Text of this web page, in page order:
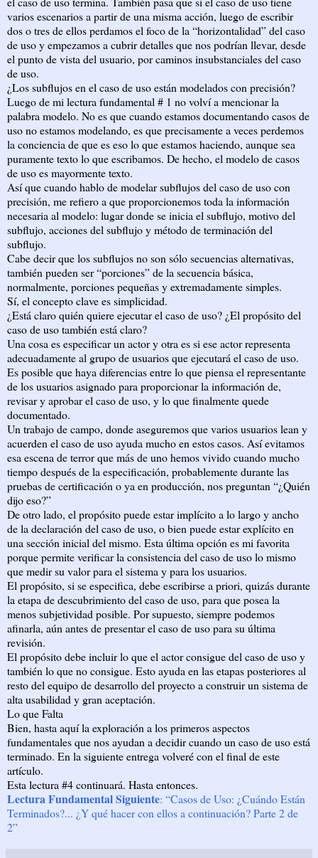
varios escenarios a partir de una misma acción, luego de escribir
dos o tres de ellos perdamos el foco de la “horizontalidad” del caso
de uso y empezamos a cubrir detalles que nos podrían llevar, desde
el punto de vista del usuario, por caminos insubstanciales del caso
de uso.
¿Los subflujos en el caso de uso están modelados con precisión?
Luego de mi lectura fundamental # 1 no volví a mencionar la
palabra modelo. No es que cuando estamos documentando casos de
uso no estamos modelando, es que precisamente a veces perdemos
la conciencia de que es eso lo que estamos haciendo, aunque sea
puramente texto lo que escribamos. De hecho, el modelo de casos
de uso es mayormente texto.
Así que cuando hablo de modelar subflujos del caso de uso con
precisión, me refiero a que proporcionemos toda la información
necesaria al modelo: lugar donde se inicia el subflujo, motivo del
subflujo, acciones del subflujo y método de terminación del
subflujo.
Cabe decir que los subflujos no son sólo secuencias alternativas,
también pueden ser “porciones” de la secuencia básica,
normalmente, porciones pequeñas y extremadamente simples.
Sí, el concepto clave es simplicidad.
¿Está claro quién quiere ejecutar el caso de uso? ¿El propósito del
caso de uso también está claro?
Una cosa es especificar un actor y otra es si ese actor representa
adecuadamente al grupo de usuarios que ejecutará el caso de uso.
Es posible que haya diferencias entre lo que piensa el representante
de los usuarios asignado para proporcionar la información de,
revisar y aprobar el caso de uso, y lo que finalmente quede
documentado.
Un trabajo de campo, donde aseguremos que varios usuarios lean y
acuerden el caso de uso ayuda mucho en estos casos. Así evitamos
esa escena de terror que más de uno hemos vivido cuando mucho
tiempo después de la especificación, probablemente durante las
pruebas de certificación o ya en producción, nos preguntan “¿Quién
dijo eso?”
De otro lado, el propósito puede estar implícito a lo largo y ancho
de la declaración del caso de uso, o bien puede estar explícito en
una sección inicial del mismo. Esta última opción es mi favorita
porque permite verificar la consistencia del caso de uso lo mismo
que medir su valor para el sistema y para los usuarios.
El propósito, si se especifica, debe escribirse a priori, quizás durante
la etapa de descubrimiento del caso de uso, para que posea la
menos subjetividad posible. Por supuesto, siempre podemos
afinarla, aún antes de presentar el caso de uso para su última
revisión.
El propósito debe incluir lo que el actor consigue del caso de uso y
también lo que no consigue. Esto ayuda en las etapas posteriores al
resto del equipo de desarrollo del proyecto a construir un sistema de
alta usabilidad y gran aceptación.
Lo que Falta
Bien, hasta aquí la exploración a los primeros aspectos
fundamentales que nos ayudan a decidir cuando un caso de uso está
terminado. En la siguiente entrega volveré con el final de este
artículo.
Esta lectura #4 continuará. Hasta entonces.
Lectura Fundamental Siguiente: “Casos de Uso: ¿Cuándo Están
Terminados?... ¿Y qué hacer con ellos a continuación? Parte 2 de
2”